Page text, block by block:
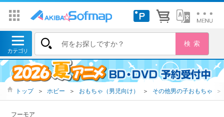
トップ ＞ ホビー ＞ おもちゃ（男児向け） ＞ その他男の子おもちゃ ＞
フーモア